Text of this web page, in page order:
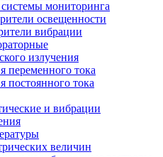
мониторинга
освещенности
вибрации
излучения
переменного тока
постоянного тока
и вибрации
величин